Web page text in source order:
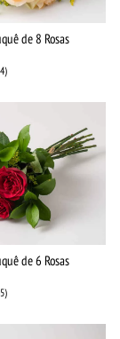
de 8 Rosas
de 6 Rosas